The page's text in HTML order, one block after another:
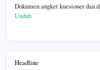
Dokumen angket kuesioner
Unduh
Headline